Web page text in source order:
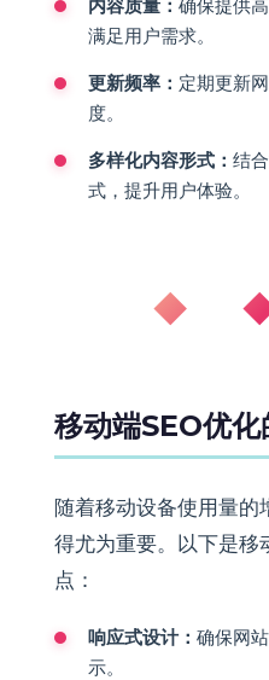
内容质量： 确保提供
满足用户需求。
更新频率： 定期更新
度。
多样化内容形式： 结
式，提升用户体验。
◆
移动端SEO优化
随着移动设备使用量的
得尤为重要。以下是移
点：
响应式设计： 确保网
示。